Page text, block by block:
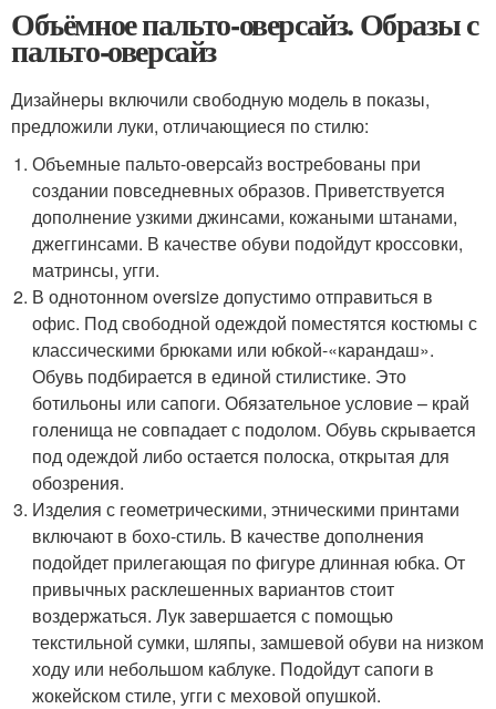
Объёмное пальто-оверсайз. Образы с
пальто-оверсайз
Дизайнеры включили свободную модель в показы,
предложили луки, отличающиеся по стилю:
Объемные пальто-оверсайз востребованы при
создании повседневных образов. Приветствуется
дополнение узкими джинсами, кожаными штанами,
джеггинсами. В качестве обуви подойдут кроссовки,
матринсы, угги.
В однотонном oversize допустимо отправиться в
офис. Под свободной одеждой поместятся костюмы с
классическими брюками или юбкой-«карандаш».
Обувь подбирается в единой стилистике. Это
ботильоны или сапоги. Обязательное условие – край
голенища не совпадает с подолом. Обувь скрывается
под одеждой либо остается полоска, открытая для
обозрения.
Изделия с геометрическими, этническими принтами
включают в бохо-стиль. В качестве дополнения
подойдет прилегающая по фигуре длинная юбка. От
привычных расклешенных вариантов стоит
воздержаться. Лук завершается с помощью
текстильной сумки, шляпы, замшевой обуви на низком
ходу или небольшом каблуке. Подойдут сапоги в
жокейском стиле, угги с меховой опушкой.